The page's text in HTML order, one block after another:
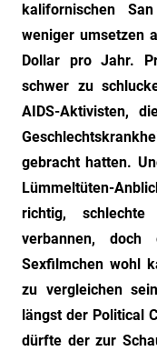
und
"Spukschloss
Deutschland"
kalifornischen
weniger umsetzen
Dollar pro Jahr.
schwer zu
AIDS-Aktivisten,
gebracht hatten.
Lümmeltüten-
richtig,
verbannen,
Sexfilmchen wohl
zu vergleichen
längst der Political
dürfte der zur